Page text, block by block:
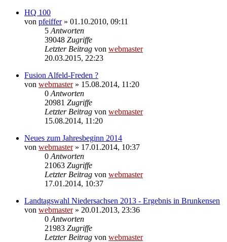
HQ 100
von pfeiffer» 01.10.2010, 09:11
5 Antworten
39048 Zugriffe
Letzter Beitrag von webmaster
20.03.2015, 22:23
Fusion Alfeld-Freden ?
von webmaster» 15.08.2014, 11:20
0 Antworten
20981 Zugriffe
Letzter Beitrag von webmaster
15.08.2014, 11:20
Neues zum Jahresbeginn 2014
von webmaster» 17.01.2014, 10:37
0 Antworten
21063 Zugriffe
Letzter Beitrag von webmaster
17.01.2014, 10:37
Landtagswahl Niedersachsen 2013 - Ergebnis in Brunkensen
von webmaster» 20.01.2013, 23:36
0 Antworten
21983 Zugriffe
Letzter Beitrag von webmaster